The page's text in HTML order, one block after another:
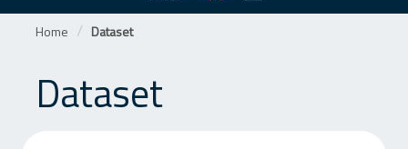
Home Dataset
Dataset